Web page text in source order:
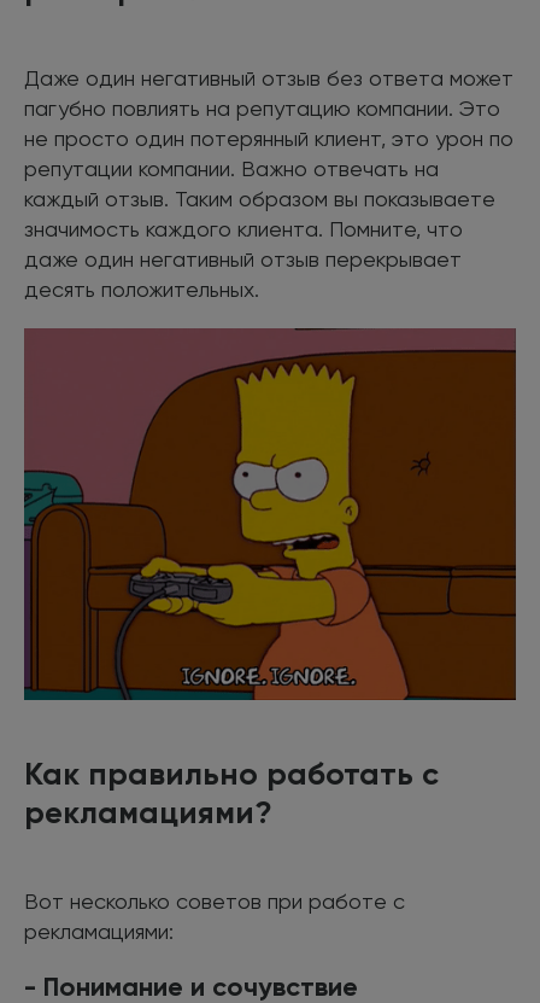
Даже один негативный отзыв без ответа может
пагубно повлиять на репутацию компании. Это
не просто один потерянный клиент, это урон по
репутации компании. Важно отвечать на
каждый отзыв. Таким образом вы показываете
значимость каждого клиента. Помните, что
даже один негативный отзыв перекрывает
десять положительных.
Как правильно работать с
рекламациями?
Вот несколько советов при работе с
рекламациями:
- Понимание и сочувствие